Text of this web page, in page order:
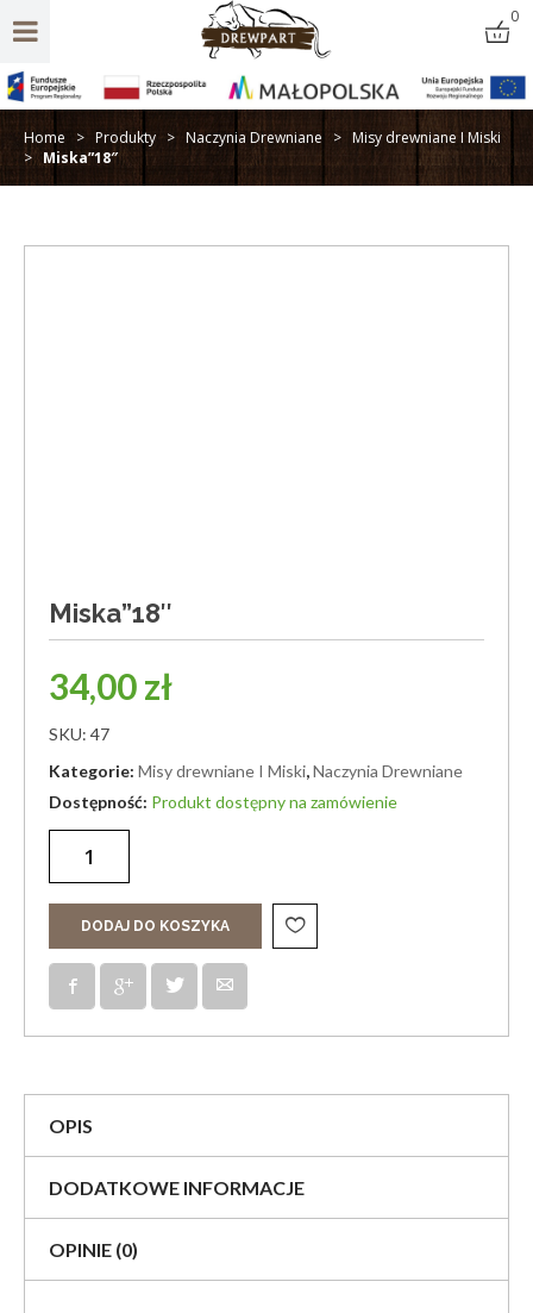
0
Home > Produkty > Naczynia Drewniane > Misy drewniane I Miski
> Miska”18″
Miska”18″
34,00zł
SKU: 47
Kategorie: Misy drewniane I Miski,Naczynia Drewniane
Produkt dostępny na zamówienie
DODAJ DO KOSZYKA
OPIS
DODATKOWE INFORMACJE
OPINIE (0)